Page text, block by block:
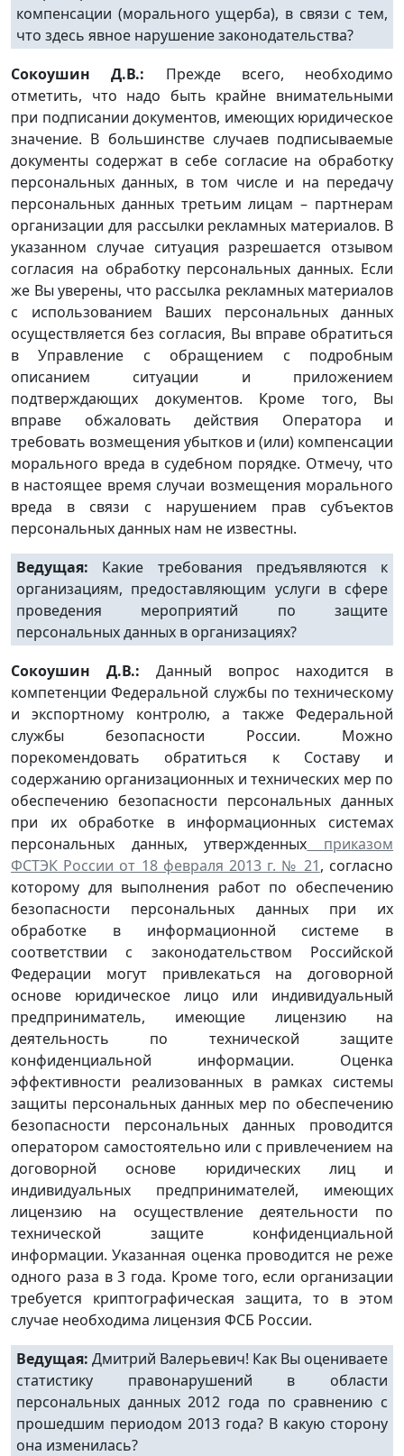
компенсации (морального ущерба), в связи с тем,
что здесь явное нарушение законодательства?
Сокоушин Д.В.: Прежде всего, необходимо
отметить, что надо быть крайне внимательными
при подписании документов, имеющих юридическое
значение. В большинстве случаев подписываемые
документы содержат в себе согласие на обработку
персональных данных, в том числе и на передачу
персональных данных третьим лицам – партнерам
организации для рассылки рекламных материалов. В
указанном случае ситуация разрешается отзывом
согласия на обработку персональных данных. Если
же Вы уверены, что рассылка рекламных материалов
с использованием Ваших персональных данных
осуществляется без согласия, Вы вправе обратиться
в Управление с обращением с подробным
описанием ситуации и приложением
подтверждающих документов. Кроме того, Вы
вправе обжаловать действия Оператора и
требовать возмещения убытков и (или) компенсации
морального вреда в судебном порядке. Отмечу, что
в настоящее время случаи возмещения морального
вреда в связи с нарушением прав субъектов
персональных данных нам не известны.
Ведущая: Какие требования предъявляются к
организациям, предоставляющим услуги в сфере
проведения мероприятий по защите
персональных данных в организациях?
Сокоушин Д.В.: Данный вопрос находится в
компетенции Федеральной службы по техническому
и экспортному контролю, а также Федеральной
службы безопасности России. Можно
порекомендовать обратиться к Составу и
содержанию организационных и технических мер по
обеспечению безопасности персональных данных
при их обработке в информационных системах
персональных данных, утвержденных приказом
ФСТЭК России от 18 февраля 2013 г. № 21, согласно
которому для выполнения работ по обеспечению
безопасности персональных данных при их
обработке в информационной системе в
соответствии с законодательством Российской
Федерации могут привлекаться на договорной
основе юридическое лицо или индивидуальный
предприниматель, имеющие лицензию на
деятельность по технической защите
конфиденциальной информации. Оценка
эффективности реализованных в рамках системы
защиты персональных данных мер по обеспечению
безопасности персональных данных проводится
оператором самостоятельно или с привлечением на
договорной основе юридических лиц и
индивидуальных предпринимателей, имеющих
лицензию на осуществление деятельности по
технической защите конфиденциальной
информации. Указанная оценка проводится не реже
одного раза в 3 года. Кроме того, если организации
требуется криптографическая защита, то в этом
случае необходима лицензия ФСБ России.
Ведущая: Дмитрий Валерьевич! Как Вы оцениваете
статистику правонарушений в области
персональных данных 2012 года по сравнению с
прошедшим периодом 2013 года? В какую сторону
она изменилась?